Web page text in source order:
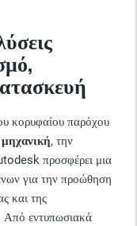
κορυφαίου παρόχου
μηχανική, την
προσφέρει μια
για την προώθηση
και της
Από εντυπωσιακά